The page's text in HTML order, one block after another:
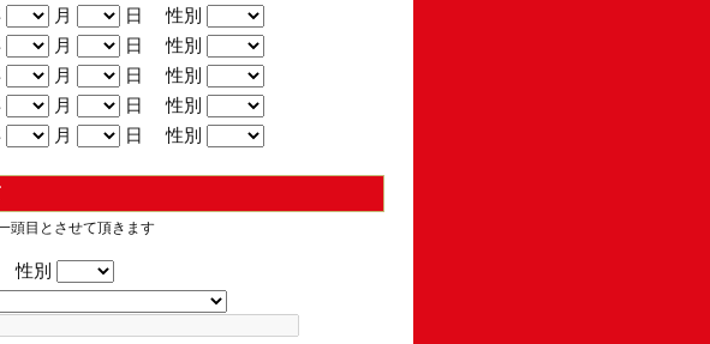
月
日 性別
月
日 性別
月
日 性別
月
日 性別
月 日 性別
頭目とさせて頂きます
性別